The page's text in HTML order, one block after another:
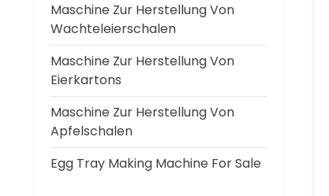
Maschine Zur Herstellung Von
Wachteleierschalen
Maschine Zur Herstellung Von
Eierkartons
Maschine Zur Herstellung Von
Apfelschalen
Egg Tray Making Machine For Sale